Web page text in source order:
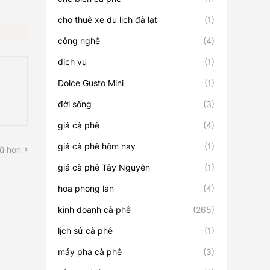
hơn
cho thuê xe du lịch đà lạt (1)
công nghệ (4)
dịch vụ (1)
Dolce Gusto Mini (1)
đời sống (3)
giá cà phê (4)
giá cà phê hôm nay (1)
giá cà phê Tây Nguyên (1)
hoa phong lan (4)
kinh doanh cà phê (265)
lịch sử cà phê (1)
máy pha cà phê (3)